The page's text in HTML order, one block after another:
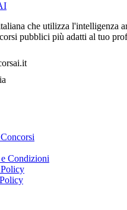
che utilizza l'intelligenza
pubblici più adatti al tuo
Condizioni